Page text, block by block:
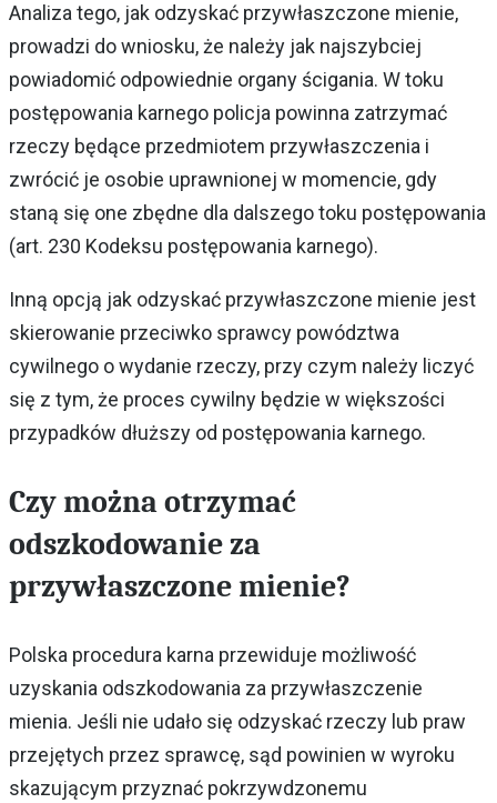
Analiza tego, jak odzyskać przywłaszczone mienie,
prowadzi do wniosku, że należy jak najszybciej
powiadomić odpowiednie organy ścigania. W toku
postępowania karnego policja powinna zatrzymać
rzeczy będące przedmiotem przywłaszczenia i
zwrócić je osobie uprawnionej w momencie, gdy
staną się one zbędne dla dalszego toku postępowania
(art. 230 Kodeksu postępowania karnego).
Inną opcją jak odzyskać przywłaszczone mienie jest
skierowanie przeciwko sprawcy powództwa
cywilnego o wydanie rzeczy, przy czym należy liczyć
się z tym, że proces cywilny będzie w większości
przypadków dłuższy od postępowania karnego.
Czy można otrzymać
odszkodowanie za
przywłaszczone mienie?
Polska procedura karna przewiduje możliwość
uzyskania odszkodowania za przywłaszczenie
mienia. Jeśli nie udało się odzyskać rzeczy lub praw
przejętych przez sprawcę, sąd powinien w wyroku
skazującym przyznać pokrzywdzonemu